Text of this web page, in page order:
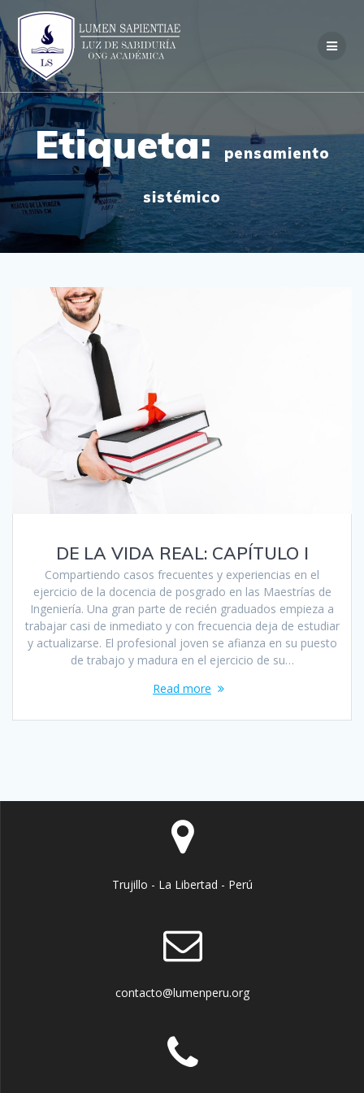
Etiqueta:pensamiento
sistémico
DE LA VIDA REAL: CAPÍTULO I
Compartiendo casos frecuentes y experiencias en el
ejercicio de la docencia de posgrado en las Maestrías de
Ingeniería. Una gran parte de recién graduados empieza a
trabajar casi de inmediato y con frecuencia deja de estudiar
y actualizarse. El profesional joven se afianza en su puesto
de trabajo y madura en el ejercicio de su…
Read more
Trujillo - La Libertad - Perú
contacto@lumenperu.org